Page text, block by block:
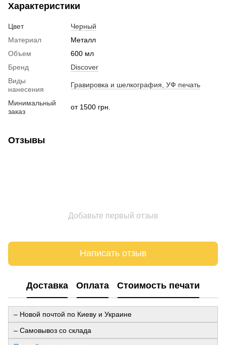
Характеристики
Цвет
Черный
Материал
Металл
Объем
600 мл
Бренд
Discover
Виды
нанесения
Гравировка и шелкография, УФ печать
Минимальный
заказ
от 1500 грн.
Отзывы
Добавьте первый отзыв
Написать отзыв
Доставка Оплата Стоимость печати
– Новой почтой по Киеву и Украине
– Самовывоз со склада